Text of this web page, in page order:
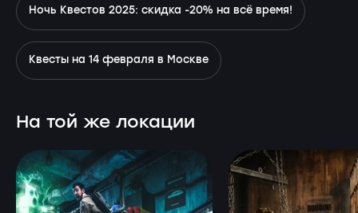
Ночь Квестов 2025: скидка -20% на всё время!
Квесты на 14 февраля в Москве
На той же локации